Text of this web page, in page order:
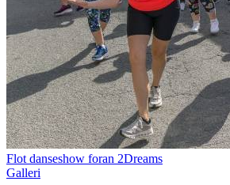
Flot danseshow foran 2Dreams
Galleri